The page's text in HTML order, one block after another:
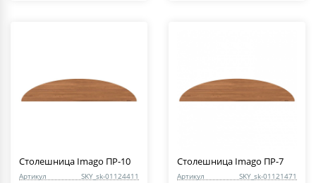
Столешница Imago ПР-10
Артикул SKY_sk-01124411
Столешница Imago ПР-7
Артикул SKY_sk-01121471